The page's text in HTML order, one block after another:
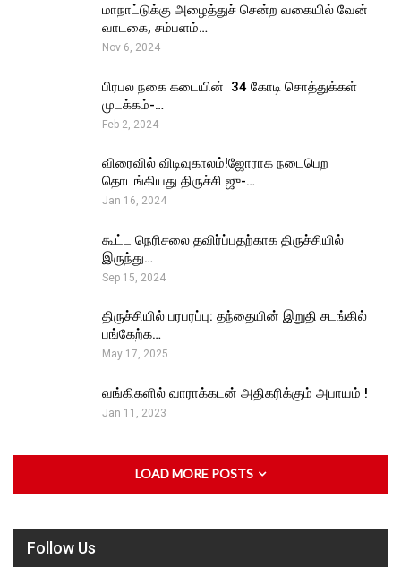
மாநாட்டுக்கு அழைத்துச் சென்ற வகையில் வேன்
வாடகை, சம்பளம்…
Nov 6, 2024
பிரபல நகை கடையின் ₹ 34 கோடி சொத்துக்கள்
முடக்கம்-…
Feb 2, 2024
விரைவில் விடிவுகாலம்!ஜோராக நடைபெற
தொடங்கியது திருச்சி ஜு-…
Jan 16, 2024
கூட்ட நெரிசலை தவிர்ப்பதற்காக திருச்சியில்
இருந்து…
Sep 15, 2024
திருச்சியில் பரபரப்பு: தந்தையின் இறுதி சடங்கில்
பங்கேற்க…
May 17, 2025
வங்கிகளில் வாராக்கடன் அதிகரிக்கும் அபாயம் !
Jan 11, 2023
LOAD MORE POSTS
Follow Us